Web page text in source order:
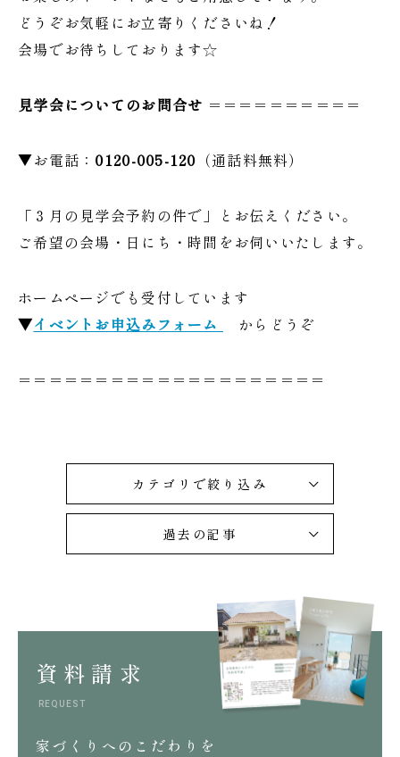
どうぞお気軽にお立寄りくださいね！
会場でお待ちしております☆
見学会についてのお問合せ ＝＝＝＝＝＝＝＝＝＝
▼お電話： 0120-005-120 （通話料無料）
「３月の見学会予約の件で」とお伝えください。
ご希望の会場・日にち・時間をお伺いいたします。
ホームページでも受付しています
▼イベントお申込みフォーム からどうぞ
＝＝＝＝＝＝＝＝＝＝＝＝＝＝＝＝＝＝＝＝
カテゴリで絞り込み
過去の記事
資料請求
REQUEST
家づくりへのこだわりを